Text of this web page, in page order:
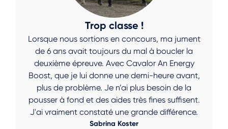
Trop classe !
Lorsque nous sortions en concours, ma jument
de 6 ans avait toujours du mal à boucler la
deuxième épreuve. Avec Cavalor An Energy
Boost, que je lui donne une demi-heure avant,
plus de problème. Je n’ai plus besoin de la
pousser à fond et des aides très fines suffisent.
J'ai vraiment constaté une grande différence.
Sabrina Koster